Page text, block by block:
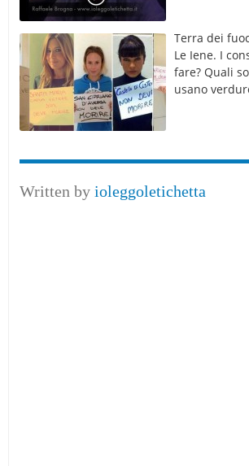
Terra dei
Le Iene. I
fare? Quali
usano
Written by ioleggoletichetta